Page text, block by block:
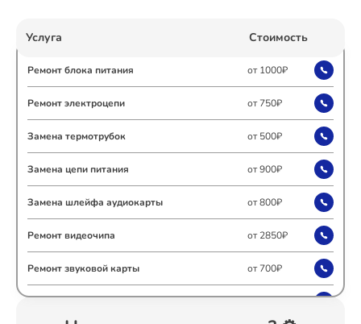
Услуга Стоимость
Ремонт блока питания от 1000₽
Ремонт электроцепи от 750₽
Замена термотрубок от 500₽
Замена цепи питания от 900₽
Замена шлейфа аудиокарты от 800₽
Ремонт видеочипа от 2850₽
Ремонт звуковой карты от 700₽
Ремонт контроллера заряда от 850₽
Ремонт Морозильных камер
Ремонт Кондиционеров
Ремонт ТВ-приставок
Ремонт Сушильных машин